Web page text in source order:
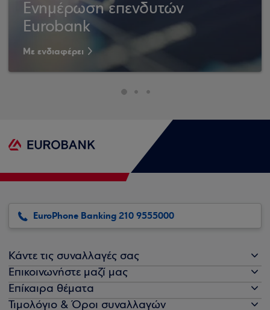
Ενημέρωση επενδυτών
Eurobank
Με ενδιαφέρει
EuroPhone Banking 210 9555000
Κάντε τις συναλλαγές σας
Επικοινωνήστε μαζί μας
Επίκαιρα θέματα
Τιμολόγιο & Όροι συναλλαγών